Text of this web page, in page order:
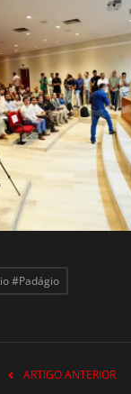
#Padágio
ARTIGO ANTERIOR